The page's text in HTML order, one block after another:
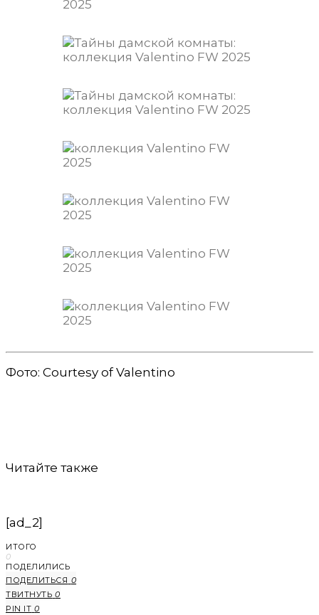
Фото: Courtesy of Valentino
Читайте также
[ad_2]
ИТОГО
0
ПОДЕЛИЛИСЬ
ПОДЕЛИТЬСЯ 0
ТВИТНУТЬ 0
PIN IT 0